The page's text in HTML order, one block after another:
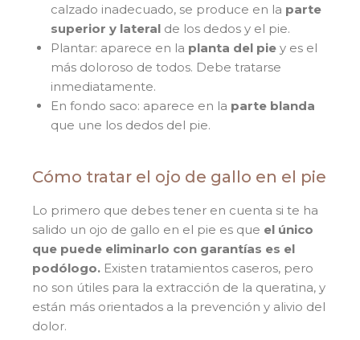
calzado inadecuado, se produce en la parte
superior y lateralde los dedos y el pie.
Plantar: aparece en la planta del piey es el
más doloroso de todos. Debe tratarse
inmediatamente.
En fondo saco: aparece en la parte blanda
que une los dedos del pie.
Cómo tratar el ojo de gallo en el pie
Lo primero que debes tener en cuenta si te ha
salido un ojo de gallo en el pie es que el único
que puede eliminarlo con garantías es el
podólogo. Existen tratamientos caseros, pero
no son útiles para la extracción de la queratina, y
están más orientados a la prevención y alivio del
dolor.